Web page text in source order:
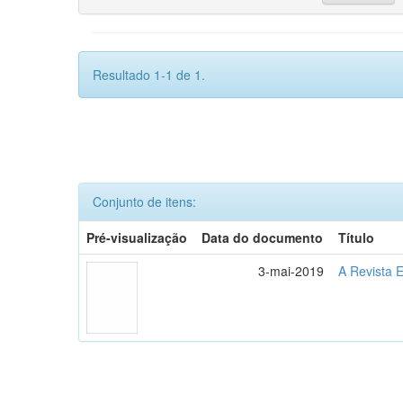
Resultado 1-1 de 1.
Conjunto de itens:
Pré-visualização
Data do documento
Título
3-mai-2019
A Revista